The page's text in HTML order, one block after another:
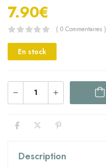
7.90€
( 0 Commentaires )
En stock
Description